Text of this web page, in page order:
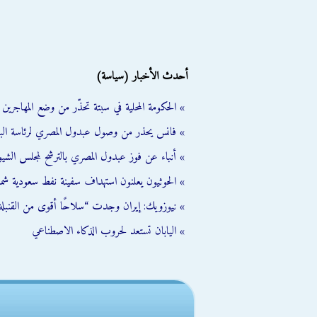
أحدث الأخبار (سياسة)
» الحكومة المحلية في سبتة تحذّر من وضع
» فانس يحذر من وصول عبدول المصري لرئاسة
» أنباء عن فوز عبدول المصري بالترشح لمجلس
» الحوثيون يعلنون استهداف سفينة نفط سعودية
» نيوزويك: إيران وجدت “سلاحًا أقوى من القنبلة
» اليابان تستعد لحروب الذكاء الاصطناعي